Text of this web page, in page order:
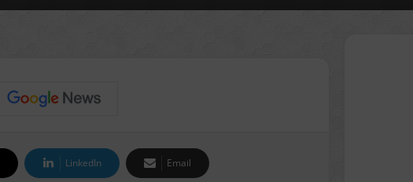
LinkedIn Email